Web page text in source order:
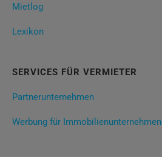
Mietlog
Lexikon
SERVICES FÜR VERMIETER
Partnerunternehmen
Werbung für Immobilienunternehmen